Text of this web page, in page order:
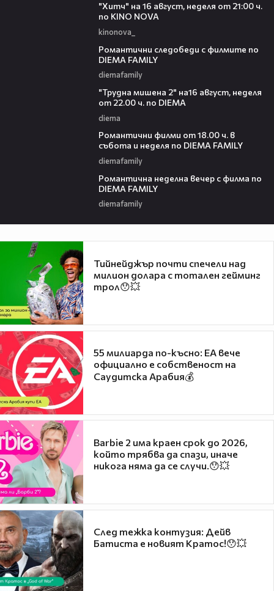
"Хитч" на 16 август, неделя от 21:00 ч.
по KINO NOVA
kinonova_
Романтични следобеди с филмите по
DIEMA FAMILY
diemafamily
"Трудна мишена 2" на16 август, неделя
от 22.00 ч. по DIEMA
diema
Романтични филми от 18.00 ч. в
събота и неделя по DIEMA FAMILY
diemafamily
Романтичнa неделна вечер с филма по
DIEMA FAMILY
diemafamily
Тийнейджър почти спечели над
милион долара с тотален гейминг
трол😯💥
55 милиарда по-късно: EA вече
официално е собственост на
Саудитска Арабия💰
Barbie 2 има краен срок до 2026,
който трябва да спази, иначе
никога няма да се случи.😯💥
След тежка контузия: Дейв
Батиста е новият Кратос!😯💥